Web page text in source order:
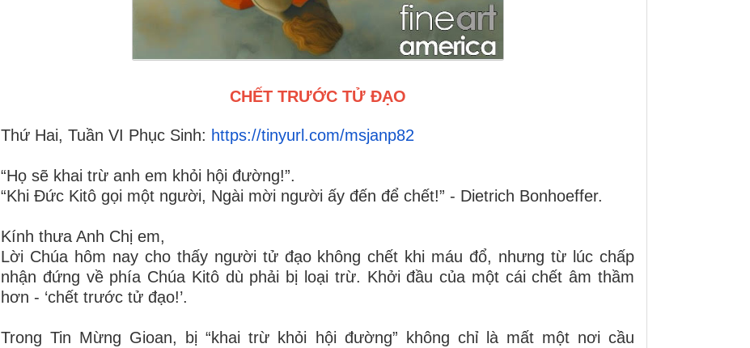
CHẾT TRƯỚC TỬ ĐẠO
Thứ Hai, Tuần VI Phục Sinh: https://tinyurl.com/msjanp82
“Họ sẽ khai trừ anh em khỏi hội đường!”.
“Khi Đức Kitô gọi một người, Ngài mời người ấy đến để chết!” - Dietrich Bonhoeffer.
Kính thưa Anh Chị em,
Lời Chúa hôm nay cho thấy người tử đạo không chết khi máu đổ, nhưng từ lúc chấp
nhận đứng về phía Chúa Kitô dù phải bị loại trừ. Khởi đầu của một cái chết âm thầm
hơn - ‘chết trước tử đạo!’.
Trong Tin Mừng Gioan, bị “khai trừ khỏi hội đường” không chỉ là mất một nơi cầu